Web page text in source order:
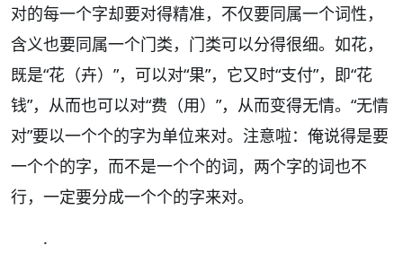
对的每一个字却要对得精准，不仅要同属一个词性，
含义也要同属一个门类，门类可以分得很细。如花，
既是“花（卉）”，可以对“果”，它又时“支付”，即“花
钱”，从而也可以对“费（用）”，从而变得无情。“无情
对”要以一个个的字为单位来对。注意啦：俺说得是要
一个个的字，而不是一个个的词，两个字的词也不
行，一定要分成一个个的字来对。
.